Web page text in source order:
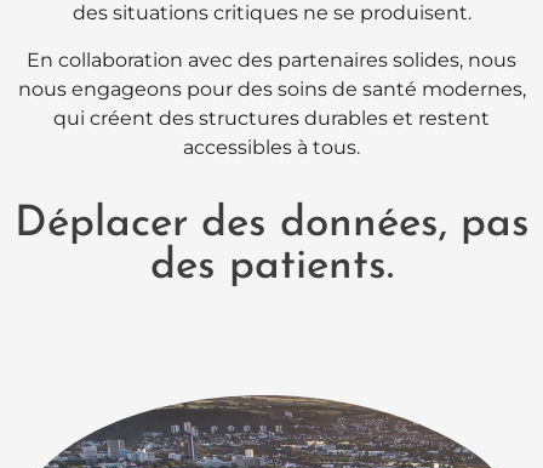
des situations critiques ne se produisent.
En collaboration avec des partenaires solides, nous
nous engageons pour des soins de santé modernes,
qui créent des structures durables et restent
accessibles à tous.
Déplacer des données, pas
des patients.